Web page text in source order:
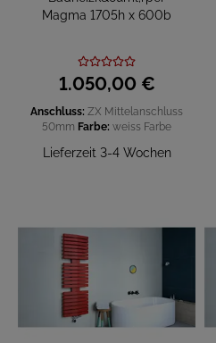
Magma 1705h x 600b
1.050,00 €
Anschluss: ZX Mittelanschluss
50mm Farbe: weiss Farbe
Lieferzeit 3-4 Wochen